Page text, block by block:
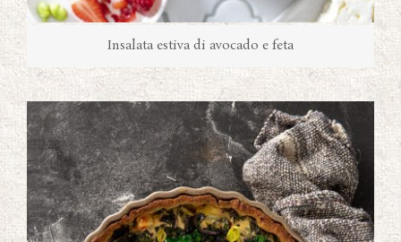
Insalata estiva di avocado e feta